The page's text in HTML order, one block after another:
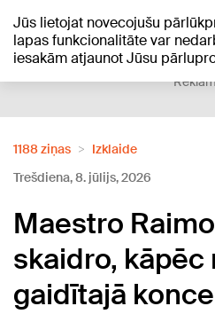
Jūs lietojat novecojušu
lapas funkcionalitāte var
iesakām atjaunot Jūsu
+12°C
1188 ziņas
Izklaide
Trešdiena, 8. jūlijs, 2026
Maestro
skaidro, kāpēc
gaidītajā